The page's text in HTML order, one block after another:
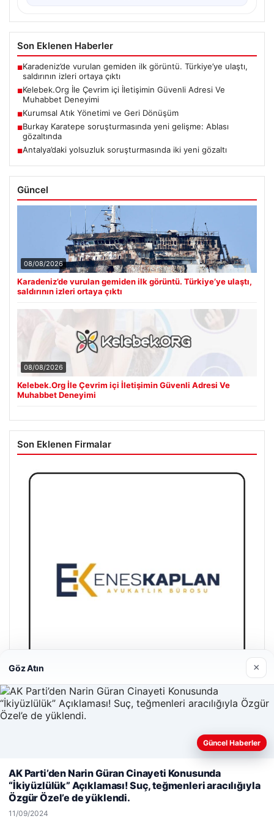
Son Eklenen Haberler
■Karadeniz’de vurulan gemiden ilk görüntü. Türkiye’ye ulaştı,
saldırının izleri ortaya çıktı
■Kelebek.Org İle Çevrim içi İletişimin Güvenli Adresi Ve
Muhabbet Deneyimi
■Kurumsal Atık Yönetimi ve Geri Dönüşüm
■Burkay Karatepe soruşturmasında yeni gelişme: Ablası
gözaltında
■Antalya’daki yolsuzluk soruşturmasında iki yeni gözaltı
Güncel
08/08/2026
Karadeniz’de vurulan gemiden ilk görüntü. Türkiye’ye ulaştı,
saldırının izleri ortaya çıktı
08/08/2026
Kelebek.Org İle Çevrim içi İletişimin Güvenli Adresi Ve
Muhabbet Deneyimi
Son Eklenen Firmalar
Enes Kaplan Avukatlık Bürosu
deneyiminizi kişiselleştirmek ve geliştirmek amacıyla çerezler
kullanıyoruz.Çerez Politikamız
Reddet Kabul Et
Göz Atın ×
Güncel Haberler
AK Parti’den Narin Güran Cinayeti Konusunda
“İkiyüzlülük” Açıklaması! Suç, teğmenleri aracılığıyla
Özgür Özel’e de yüklendi.
11/09/2024